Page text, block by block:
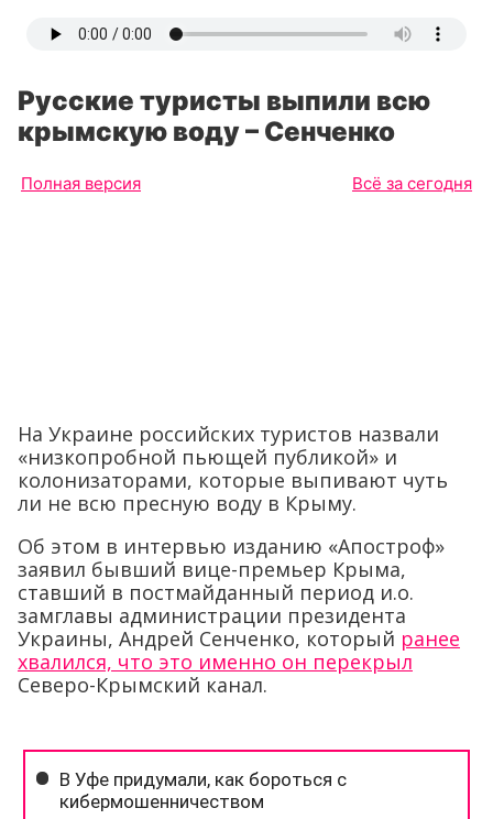
Русские туристы выпили всю
крымскую воду – Сенченко
Полная версия Всё за сегодня
На Украине российских туристов назвали
«низкопробной пьющей публикой» и
колонизаторами, которые выпивают чуть
ли не всю пресную воду в Крыму.
Об этом в интервью изданию «Апостроф»
заявил бывший вице-премьер Крыма,
ставший в постмайданный период и.о.
замглавы администрации президента
Украины, Андрей Сенченко, который ранее
хвалился, что это именно он перекрыл
Северо-Крымский канал.